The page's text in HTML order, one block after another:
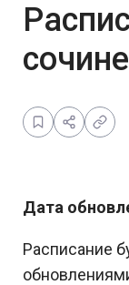
Дата
Расписание